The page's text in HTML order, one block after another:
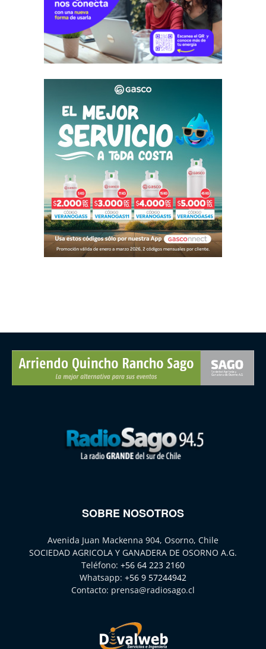
SOBRE NOSOTROS
Avenida Juan Mackenna 904, Osorno, Chile
SOCIEDAD AGRICOLA Y GANADERA DE OSORNO A.G.
Teléfono: +56 64 223 2160
Whatsapp: +56 9 57244942
Contacto: prensa@radiosago.cl